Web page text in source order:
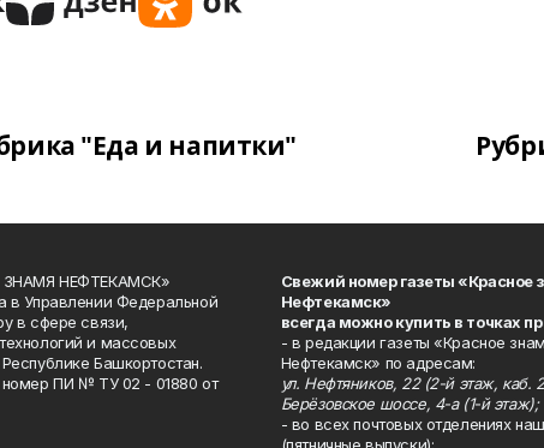
"Еда и напитки"
ЗНАМЯ НЕФТЕКАМСК»
в Управлении Федеральной
в сфере связи,
и массовых
Башкортостан.
номер ПИ № ТУ 02 - 01880 от
Свежий номер газеты «Красное
Нефтекамск»
всегда можно купить в точках
- в редакции газеты «Красное
Нефтекамск» по адресам:
ул. Нефтяников, 22 (2-й этаж, каб.
Берёзовское шоссе, 4-а (1-й этаж);
- во всех почтовых отделениях